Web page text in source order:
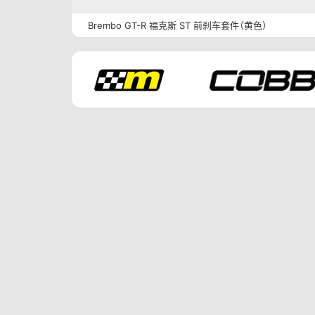
Brembo GT-R 福克斯 ST 前刹车套件（黄色）